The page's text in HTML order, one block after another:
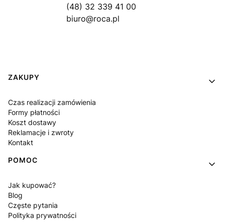
(48) 32 339 41 00
biuro@roca.pl
Linki w stopce
ZAKUPY
Czas realizacji zamówienia
Formy płatności
Koszt dostawy
Reklamacje i zwroty
Kontakt
POMOC
Jak kupować?
Blog
Częste pytania
Polityka prywatności